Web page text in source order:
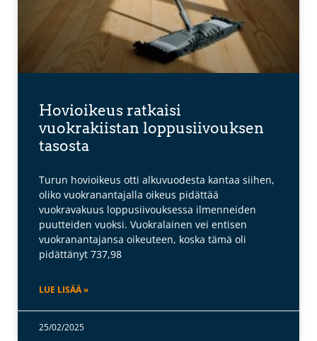
Hovioikeus ratkaisi
vuokrakiistan loppusiivouksen
tasosta
Turun hovioikeus otti alkuvuodesta kantaa siihen,
oliko vuokranantajalla oikeus pidättää
vuokravakuus loppusiivouksessa ilmenneiden
puutteiden vuoksi. Vuokralainen vei entisen
vuokranantajansa oikeuteen, koska tämä oli
pidättänyt 737,98
LUE LISÄÄ »
25/02/2025